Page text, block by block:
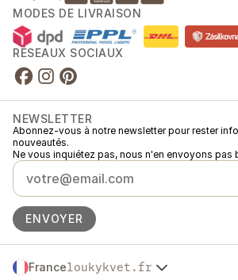
MODES DE LIVRAISON
RÉSEAUX SOCIAUX
NEWSLETTER
Abonnez-vous à notre newsletter pour rester
nouveautés.
Ne vous inquiétez pas, nous n'en envoyons pas
ENVOYER
Franceloukykvet.fr